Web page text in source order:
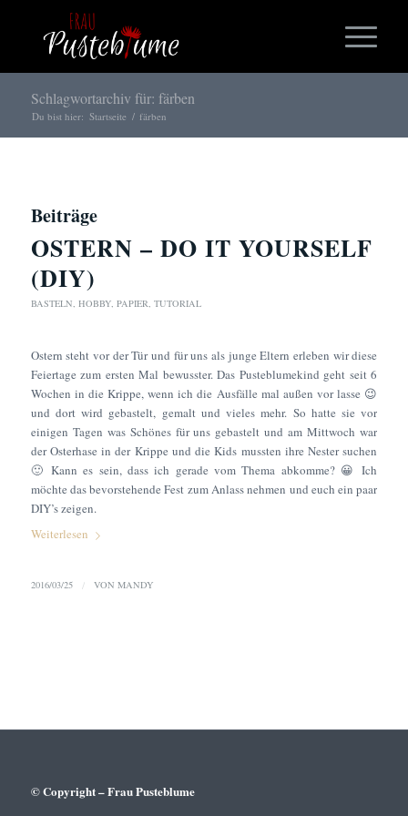
Schlagwortarchiv für: färben
Du bist hier: Startseite / färben
Beiträge
OSTERN – DO IT YOURSELF
(DIY)
BASTELN, HOBBY, PAPIER, TUTORIAL
Ostern steht vor der Tür und für uns als junge Eltern erleben wir diese
Feiertage zum ersten Mal bewusster. Das Pusteblumekind geht seit 6
Wochen in die Krippe, wenn ich die Ausfälle mal außen vor lasse 😉
und dort wird gebastelt, gemalt und vieles mehr. So hatte sie vor
einigen Tagen was Schönes für uns gebastelt und am Mittwoch war
der Osterhase in der Krippe und die Kids mussten ihre Nester suchen
🙂 Kann es sein, dass ich gerade vom Thema abkomme? 😀 Ich
möchte das bevorstehende Fest zum Anlass nehmen und euch ein paar
DIY’s zeigen.
Weiterlesen
2016/03/25 / VON MANDY
© Copyright – Frau Pusteblume